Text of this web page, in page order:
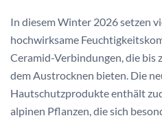
In diesem Winter 2026 setzen
hochwirksame
Ceramid-Verbindungen, die bis
dem Austrocknen bieten. Die
Hautschutzprodukte enthält
alpinen Pflanzen, die sich